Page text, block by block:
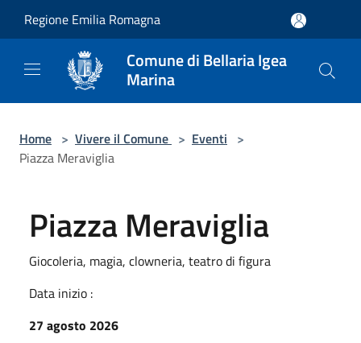
Regione Emilia Romagna
Comune di Bellaria Igea
Marina
Home > Vivere il Comune > Eventi >
Piazza Meraviglia
Piazza Meraviglia
Giocoleria, magia, clowneria, teatro di figura
Data inizio :
27 agosto 2026